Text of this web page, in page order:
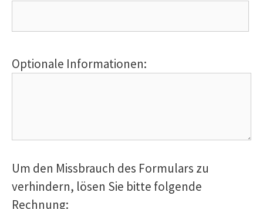
Optionale Informationen:
Um den Missbrauch des Formulars zu
verhindern, lösen Sie bitte folgende
Rechnung: